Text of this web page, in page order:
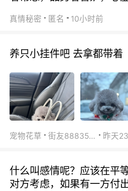
真情秘密 匿名 10小时前
养只小挂件吧 去拿都带着
宠物花草 街友88835518 昨天
什么叫感情呢？应该在平
对方考虑，如果有一方付